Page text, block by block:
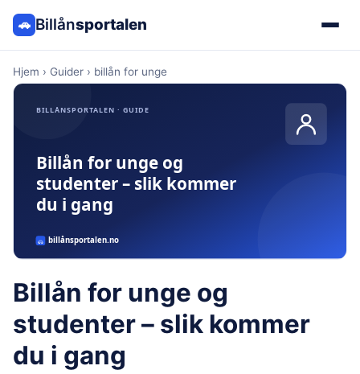
🚗 Billånsportalen
Hjem › Guider › billån for unge
Billån for unge og
studenter – slik kommer
du i gang